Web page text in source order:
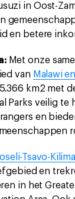
in Oost-
en betere
Met onze
van Malawi
km2 met
Parks veilig te
en
Tsavo-
en
in het